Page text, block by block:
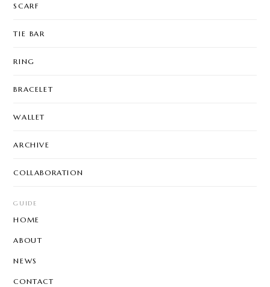
SCARF
TIE BAR
RING
BRACELET
WALLET
ARCHIVE
COLLABORATION
GUIDE
HOME
ABOUT
NEWS
CONTACT